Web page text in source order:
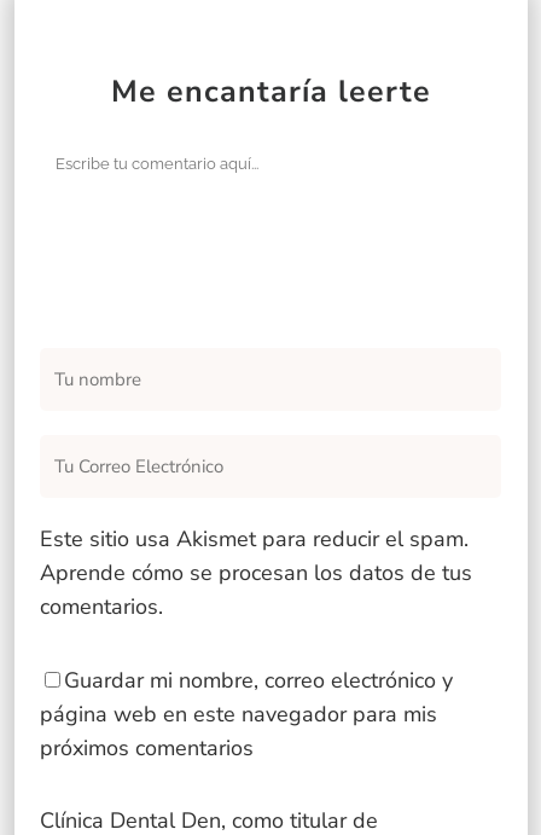
Me encantaría leerte
Este sitio usa Akismet para reducir el spam.
Aprende cómo se procesan los datos de tus
comentarios.
Guardar mi nombre, correo electrónico y
página web en este navegador para mis
próximos comentarios
Clínica Dental Den, como titular de